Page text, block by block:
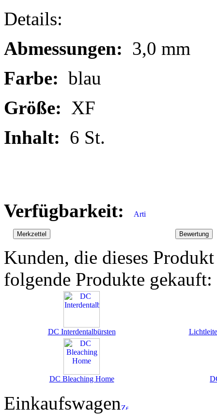
Details:
Abmessungen: 3,0 mm
Farbe: blau
Größe: XF
Inhalt: 6 St.
Verfügbarkeit:
Kunden, die dieses
folgende Produkte gekauft:
DC Interdentalbürsten
DC Bleaching Home
Einkaufswagen